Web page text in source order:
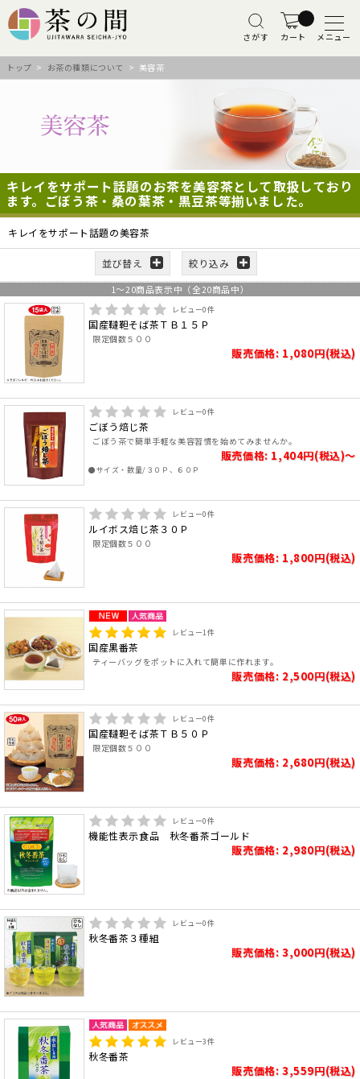
さがす カート メニュー
トップ > お茶の種類について > 美容茶
キレイをサポート話題のお茶を美容茶として取扱しており
ます。ごぼう茶・桑の葉茶・黒豆茶等揃いました。
キレイをサポート話題の美容茶
並び替え 絞り込み
1～20商品表示中（全20商品中）
レビュー0件
国産韃靼そば茶ＴＢ１５Ｐ
限定個数５００
販売価格: 1,080円(税込)
レビュー0件
ごぼう焙じ茶
ごぼう茶で簡単手軽な美容習慣を始めてみませんか。
販売価格: 1,404円(税込)～
●サイズ・数量/３０Ｐ、６０Ｐ
レビュー0件
ルイボス焙じ茶３０Ｐ
限定個数５００
販売価格: 1,800円(税込)
レビュー1件
国産黒番茶
ティーバッグをポットに入れて簡単に作れます。
販売価格: 2,500円(税込)
レビュー0件
国産韃靼そば茶ＴＢ５０Ｐ
限定個数５００
販売価格: 2,680円(税込)
レビュー0件
機能性表示食品 秋冬番茶ゴールド
販売価格: 2,980円(税込)
レビュー0件
秋冬番茶３種組
販売価格: 3,000円(税込)
レビュー3件
秋冬番茶
販売価格: 3,559円(税込)